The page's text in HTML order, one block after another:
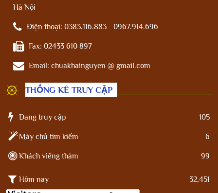
Hà Nội
Điện thoại: 0383.116.883 - 0967.914.696
Fax: 02433 610 897
Email: chuakhainguyen @ gmail.com
THỐNG KÊ TRUY CẬP
Đang truy cập 105
Máy chủ tìm kiếm 6
Khách viếng thăm 99
Hôm nay 32,451